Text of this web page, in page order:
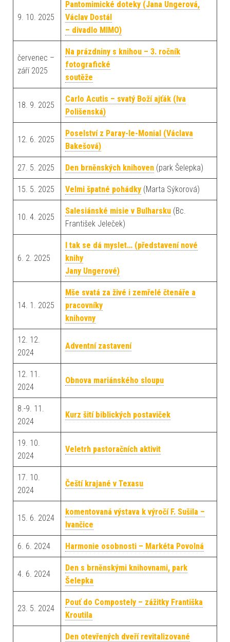
9. 10. 2025
Pantomimické doteky (Jana Ungerová,
Václav Dostál
– divadlo MIMO)
červenec –
září 2025
Na prázdniny s knihou – 3. ročník
fotografické
soutěže
18. 9. 2025
Carlo Acutis – svatý Boží ajťák (Iva
Polišenská)
12. 6. 2025
Poselství z Paray-le-Monial (Václava
Bakešová)
27. 5. 2025 Den brněnských knihoven (park Šelepka)
15. 5. 2025 Velmi špatné pohádky (Marta Sýkorová)
10. 4. 2025
Salesiánské misie v Bulharsku (Bc.
František Jeleček)
6. 2. 2025
I tak se dá myslet… (představení nové
knihy
Jany Ungerové)
14. 1. 2025
Mše svatá za živé i zemřelé čtenáře a
pracovníky
knihovny
12. 12.
2024
Adventní zastavení
12. 11.
2024
Obnova mariánského sloupu
8.-9. 11.
2024
Kurz šití biblických postaviček
19. 10.
2024
Veletrh pastoračních aktivit
17. 10.
2024
Čeští krajané v Texasu
15. 6. 2024
komentovaná výstava k výročí F. Sušila –
Ivančice
6. 6. 2024 Harmonie osobnosti – Markéta Povolná
4. 6. 2024
Den s brněnskými knihovnami, park
Šelepka
23. 5. 2024
Pouť do Compostely – zážitky Františka
Kroutila
Den otevřených dveří revitalizované